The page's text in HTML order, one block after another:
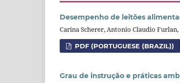
Desempenho de leitões
Carina Scherer, Antonio Claudio
PDF (PORTUGUESE (BRAZIL))
Grau de instrução e práticas